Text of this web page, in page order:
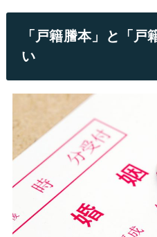
「戸籍謄本」と「戸
い